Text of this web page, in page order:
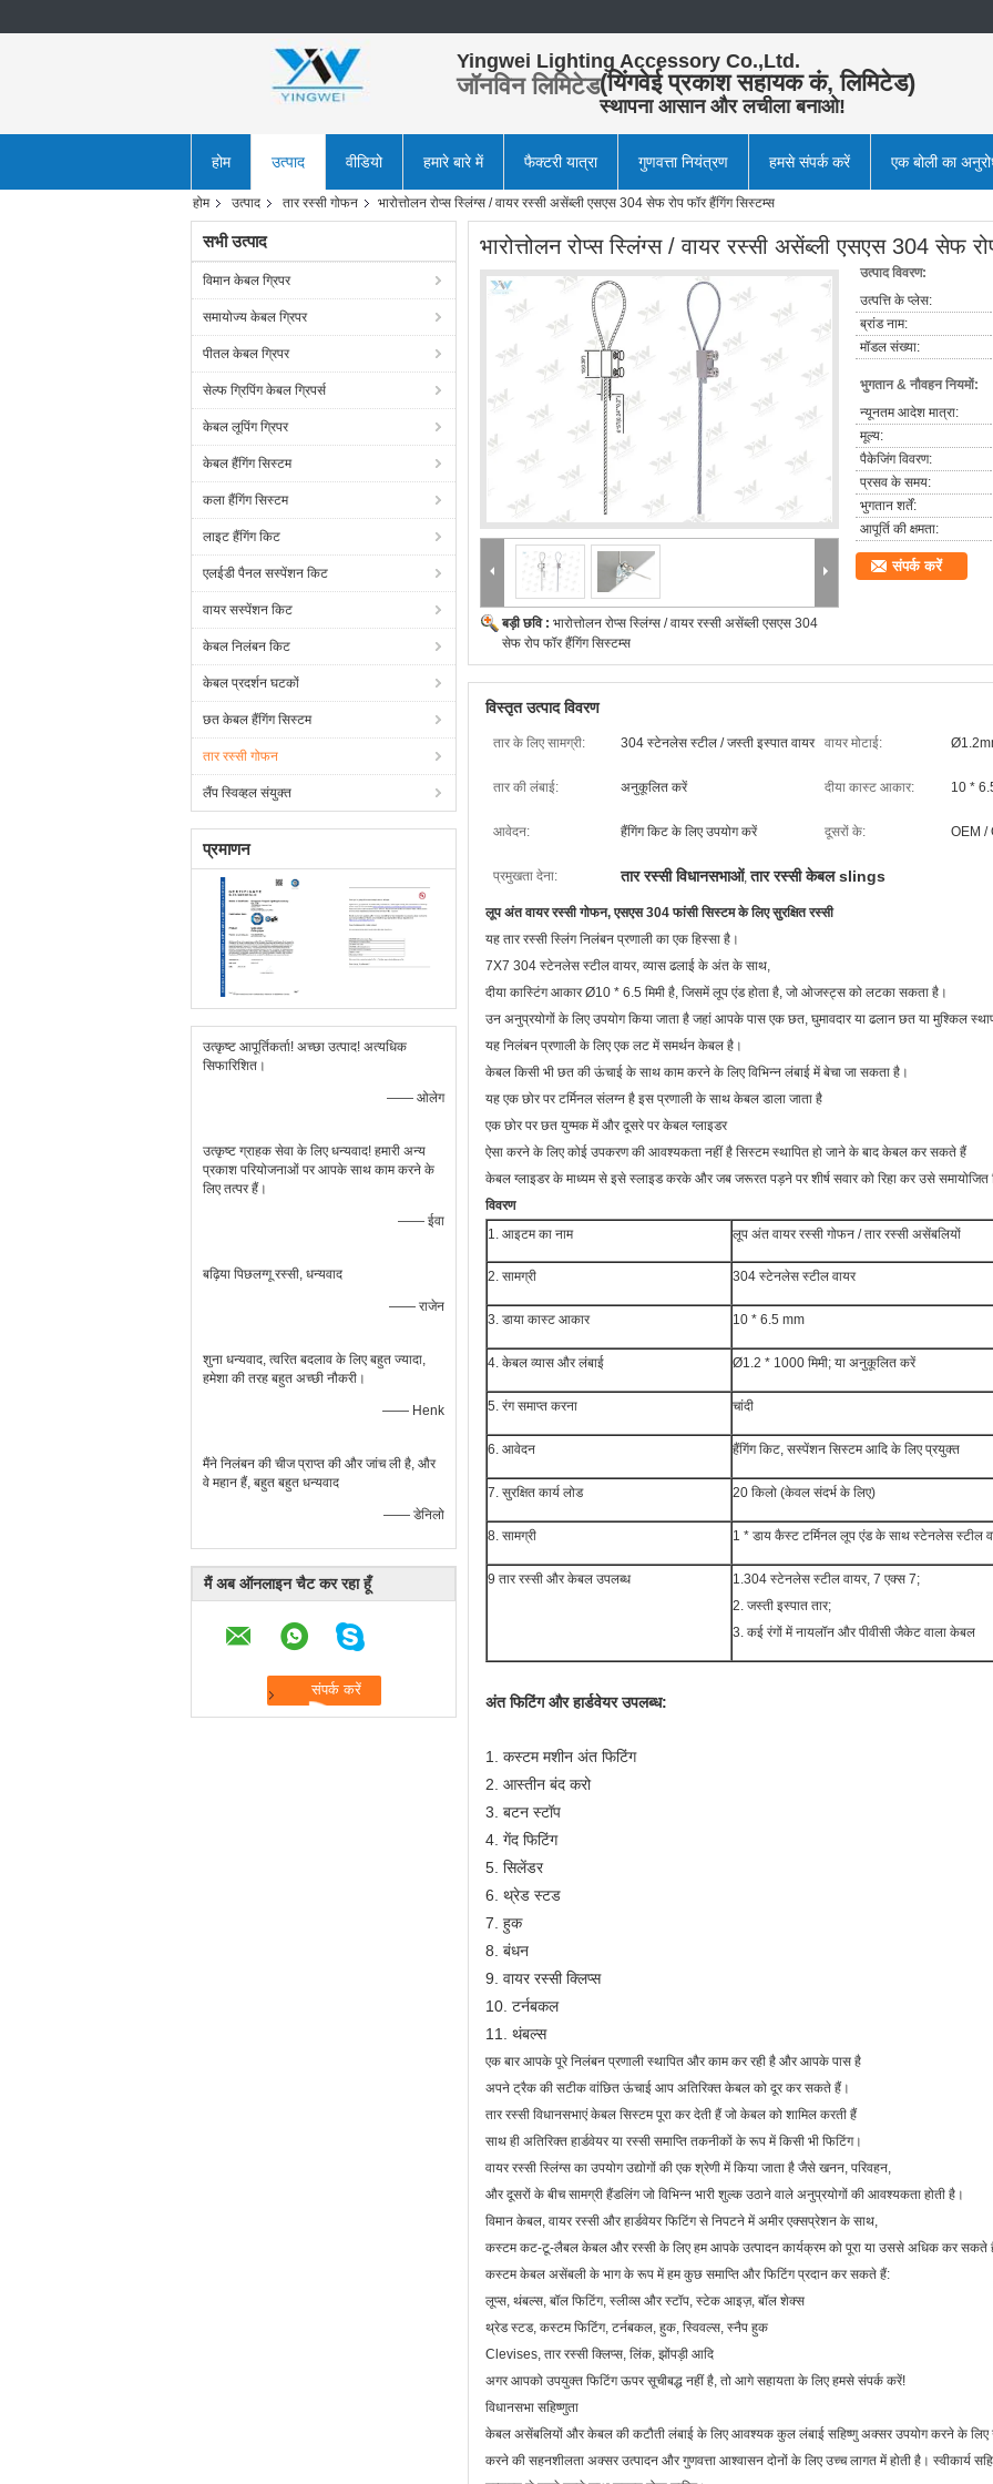
Yingwei Lighting Accessory Co.,Ltd.
जॉनविन लिमिटेड(यिंगवेई प्रकाश सहायक कं, लिमिटेड)
स्थापना आसान और लचीला बनाओ!
होम उत्पाद वीडियो हमारे बारे में फैक्टरी यात्रा गुणवत्ता नियंत्रण हमसे संपर्क करें एक बोली का
होम उत्पाद तार रस्सी गोफन भारोत्तोलन रोप्स स्लिंग्स / वायर रस्सी असेंब्ली एसएस 304 सेफ रोप फॉर हैंगिंग सिस्टम्स
सभी उत्पाद
विमान केबल ग्रिपर
समायोज्य केबल ग्रिपर
पीतल केबल ग्रिपर
सेल्फ ग्रिपिंग केबल ग्रिपर्स
केबल लूपिंग ग्रिपर
केबल हैंगिंग सिस्टम
कला हैंगिंग सिस्टम
लाइट हैंगिंग किट
एलईडी पैनल सस्पेंशन किट
वायर सस्पेंशन किट
केबल निलंबन किट
केबल प्रदर्शन घटकों
छत केबल हैंगिंग सिस्टम
तार रस्सी गोफन
लैंप स्विव्हल संयुक्त
प्रमाणन
उत्कृष्ट आपूर्तिकर्ता! अच्छा उत्पाद! अत्यधिक
सिफारिशित।
—— ओलेग
उत्कृष्ट ग्राहक सेवा के लिए धन्यवाद! हमारी अन्य
प्रकाश परियोजनाओं पर आपके साथ काम करने के
लिए तत्पर हैं।
—— ईवा
बढ़िया पिछलग्गू रस्सी, धन्यवाद
—— राजेन
शुना धन्यवाद, त्वरित बदलाव के लिए बहुत ज्यादा,
हमेशा की तरह बहुत अच्छी नौकरी।
—— Henk
मैंने निलंबन की चीज प्राप्त की और जांच ली है, और
वे महान हैं, बहुत बहुत धन्यवाद
—— डेनिलो
मैं अब ऑनलाइन चैट कर रहा हूँ
भारोत्तोलन रोप्स स्लिंग्स / वायर रस्सी असेंब्ली एसएस 304 सेफ
बड़ी छवि : भारोत्तोलन रोप्स स्लिंग्स / वायर रस्सी असेंब्ली एसएस 304
सेफ रोप फॉर हैंगिंग सिस्टम्स
उत्पाद विवरण:
उत्पत्ति के प्लेस:
ब्रांड नाम:
मॉडल संख्या:
भुगतान & नौवहन नियमों:
न्यूनतम आदेश मात्रा:
मूल्य:
पैकेजिंग विवरण:
प्रसव के समय:
भुगतान शर्तें:
आपूर्ति की क्षमता:
संपर्क करें
विस्तृत उत्पाद विवरण
तार के लिए सामग्री: 304 स्टेनलेस स्टील / जस्ती इस्पात वायर वायर मोटाई:
तार की लंबाई: अनुकूलित करें दीया कास्ट आकार: 10 *
आवेदन: हैंगिंग किट के लिए उपयोग करें दूसरों के: OEM /
प्रमुखता देना: तार रस्सी विधानसभाओं,तार रस्सी केबल slings
लूप अंत वायर रस्सी गोफन, एसएस 304 फांसी सिस्टम के लिए सुरक्षित रस्सी
यह तार रस्सी स्लिंग निलंबन प्रणाली का एक हिस्सा है।
7X7 304 स्टेनलेस स्टील वायर, व्यास ढलाई के अंत के साथ,
दीया कास्टिंग आकार Ø10 * 6.5 मिमी है, जिसमें लूप एंड होता है, जो ओजस्ट्स को लटका सकता है।
उन अनुप्रयोगों के लिए उपयोग किया जाता है जहां आपके पास एक छत, घुमावदार या ढलान छत या मुश्किल
यह निलंबन प्रणाली के लिए एक लट में समर्थन केबल है।
केबल किसी भी छत की ऊंचाई के साथ काम करने के लिए विभिन्न लंबाई में बेचा जा सकता है।
यह एक छोर पर टर्मिनल संलग्न है इस प्रणाली के साथ केबल डाला जाता है
एक छोर पर छत युग्मक में और दूसरे पर केबल ग्लाइडर
ऐसा करने के लिए कोई उपकरण की आवश्यकता नहीं है सिस्टम स्थापित हो जाने के बाद केबल कर सकते हैं
केबल ग्लाइडर के माध्यम से इसे स्लाइड करके और जब जरूरत पड़ने पर शीर्ष सवार को रिहा कर उसे समायोजित
विवरण
1. आइटम का नाम
लूप अंत वायर रस्सी गोफन / तार रस्सी असेंबलियों
2. सामग्री 304 स्टेनलेस स्टील वायर
3. डाया कास्ट आकार 10 * 6.5 mm
4. केबल व्यास और लंबाई Ø1.2 * 1000 मिमी; या अनुकूलित करें
5. रंग समाप्त करना चांदी
6. आवेदन हैंगिंग किट, सस्पेंशन सिस्टम आदि के लिए प्रयुक्त
7. सुरक्षित कार्य लोड 20 किलो (केवल संदर्भ के लिए)
8. सामग्री 1 * डाय कैस्ट टर्मिनल लूप एंड के साथ स्टेनलेस स्टील
9 तार रस्सी और केबल उपलब्ध
1.304 स्टेनलेस स्टील वायर, 7 एक्स 7;
2. जस्ती इस्पात तार;
3. कई रंगों में नायलॉन और पीवीसी जैकेट वाला केबल
अंत फिटिंग और हार्डवेयर उपलब्ध:
1. कस्टम मशीन अंत फिटिंग
2. आस्तीन बंद करो
3. बटन स्टॉप
4. गेंद फिटिंग
5. सिलेंडर
6. थ्रेड स्टड
7. हुक
8. बंधन
9. वायर रस्सी क्लिप्स
10. टर्नबकल
11. थंबल्स
एक बार आपके पूरे निलंबन प्रणाली स्थापित और काम कर रही है और आपके पास है
अपने ट्रैक की सटीक वांछित ऊंचाई आप अतिरिक्त केबल को दूर कर सकते हैं।
तार रस्सी विधानसभाएं केबल सिस्टम पूरा कर देती हैं जो केबल को शामिल करती हैं
साथ ही अतिरिक्त हार्डवेयर या रस्सी समाप्ति तकनीकों के रूप में किसी भी फिटिंग।
वायर रस्सी स्लिंग्स का उपयोग उद्योगों की एक श्रेणी में किया जाता है जैसे खनन, परिवहन,
और दूसरों के बीच सामग्री हैंडलिंग जो विभिन्न भारी शुल्क उठाने वाले अनुप्रयोगों की आवश्यकता होती है।
विमान केबल, वायर रस्सी और हार्डवेयर फिटिंग से निपटने में अमीर एक्सप्रेशन के साथ,
कस्टम कट-टू-लैबल केबल और रस्सी के लिए हम आपके उत्पादन कार्यक्रम को पूरा या उससे अधिक कर सकते
कस्टम केबल असेंबली के भाग के रूप में हम कुछ समाप्ति और फिटिंग प्रदान कर सकते हैं:
लूप्स, थंबल्स, बॉल फिटिंग, स्लीव्स और स्टॉप, स्टेक आइज़, बॉल शेक्स
थ्रेड स्टड, कस्टम फिटिंग, टर्नबकल, हुक, स्विवल्स, स्नैप हुक
Clevises, तार रस्सी क्लिप्स, लिंक, झोंपड़ी आदि
अगर आपको उपयुक्त फिटिंग ऊपर सूचीबद्ध नहीं है, तो आगे सहायता के लिए हमसे संपर्क करें!
विधानसभा सहिष्णुता
केबल असेंबलियों और केबल की कटौती लंबाई के लिए आवश्यक कुल लंबाई सहिष्णु अक्सर उपयोग करने के लिए
करने की सहनशीलता अक्सर उत्पादन और गुणवत्ता आश्वासन दोनों के लिए उच्च लागत में होती है। स्वीकार्य